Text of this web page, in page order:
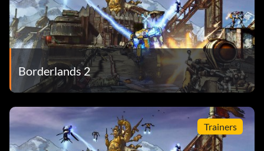
Borderlands 2
Trainers